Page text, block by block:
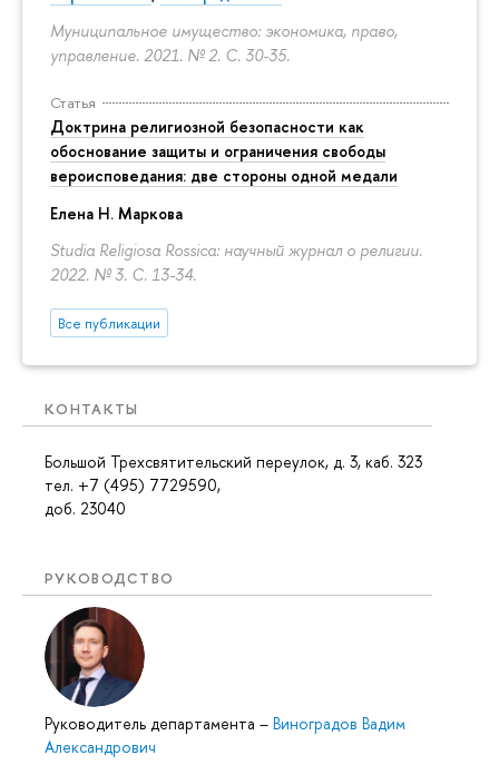
Муниципальное имущество: экономика, право,
управление. 2021. № 2. С. 30-35.
Статья
Доктрина религиозной безопасности как
обоснование защиты и ограничения свободы
вероисповедания: две стороны одной медали
Елена Н. Маркова
Studia Religiosa Rossica: научный журнал о религии.
2022. № 3. С. 13-34.
Все публикации
КОНТАКТЫ
Большой Трехсвятительский переулок, д. 3, каб. 323
тел. +7 (495) 7729590,
доб. 23040
РУКОВОДСТВО
Руководитель департамента – Виноградов Вадим
Александрович